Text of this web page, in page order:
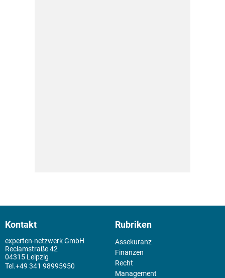
Kontakt
experten-netzwerk GmbH
Reclamstraße 42
04315 Leipzig
+49 341 98995950
Rubriken
Assekuranz
Finanzen
Recht
Management